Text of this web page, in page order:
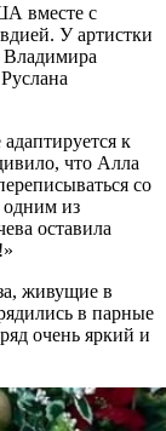
вместе с
У артистки
Владимира
к
что Алла
со
одним из
оставила
живущие в
в парные
очень яркий и